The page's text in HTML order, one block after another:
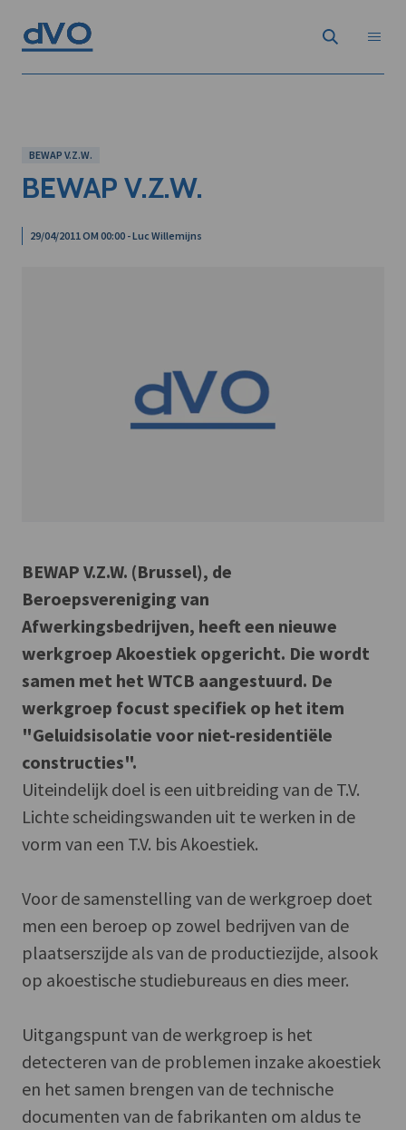
BEWAP V.Z.W.
BEWAP V.Z.W.
29/04/2011 OM 00:00 - Luc Willemijns
BEWAP V.Z.W. (Brussel), de
Beroepsvereniging van
Afwerkingsbedrijven, heeft een nieuwe
werkgroep Akoestiek opgericht. Die wordt
samen met het WTCB aangestuurd. De
werkgroep focust specifiek op het item
"Geluidsisolatie voor niet-residentiële
constructies".
Uiteindelijk doel is een uitbreiding van de T.V.
Lichte scheidingswanden uit te werken in de
vorm van een T.V. bis Akoestiek.
Voor de samenstelling van de werkgroep doet
men een beroep op zowel bedrijven van de
plaatserszijde als van de productiezijde, alsook
op akoestische studiebureaus en dies meer.
Uitgangspunt van de werkgroep is het
detecteren van de problemen inzake akoestiek
en het samen brengen van de technische
documenten van de fabrikanten om aldus te